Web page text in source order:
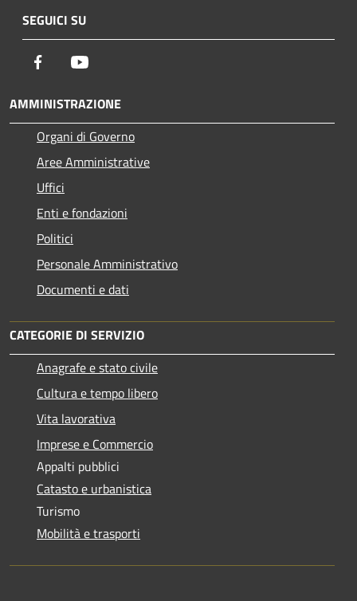
SEGUICI SU
Facebook
AMMINISTRAZIONE
Organi di Governo
Aree Amministrative
Uffici
Enti e fondazioni
Politici
Personale Amministrativo
Documenti e dati
CATEGORIE DI SERVIZIO
Anagrafe e stato civile
Cultura e tempo libero
Vita lavorativa
Imprese e Commercio
Appalti pubblici
Catasto e urbanistica
Turismo
Mobilità e trasporti